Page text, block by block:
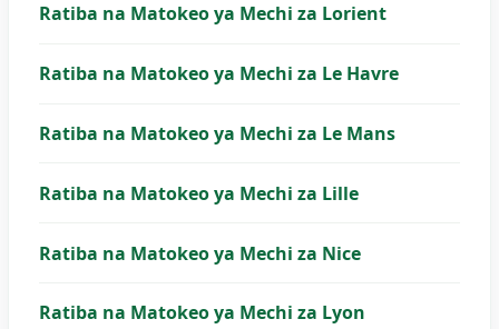
Ratiba na Matokeo ya Mechi za Lorient
Ratiba na Matokeo ya Mechi za Le Havre
Ratiba na Matokeo ya Mechi za Le Mans
Ratiba na Matokeo ya Mechi za Lille
Ratiba na Matokeo ya Mechi za Nice
Ratiba na Matokeo ya Mechi za Lyon